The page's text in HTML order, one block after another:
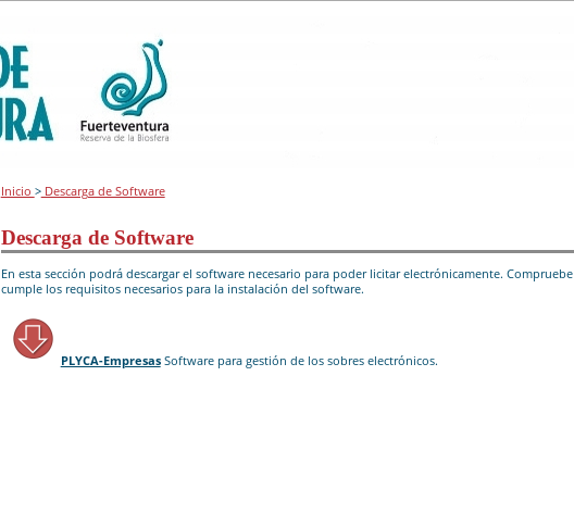
Inicio >Descarga de Software
Descarga de Software
En esta sección podrá descargar el software necesario para poder licitar electrónicamente. Compruebe
cumple los requisitos necesarios para la instalación del software.
PLYCA-Empresas Software para gestión de los sobres electrónicos.